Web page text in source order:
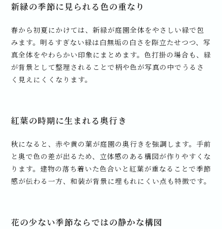
新緑の季節に見られる色の重なり
春から初夏にかけては、新緑が庭園全体をやさしい緑で包
みます。明るすぎない緑は白無垢の白さを際立たせつつ、写
真全体をやわらかい印象にまとめます。色打掛の場合も、緑
が背景として整理されることで柄や色が写真の中でうるさ
く見えにくくなります。
紅葉の時期に生まれる奥行き
秋になると、赤や黄の葉が庭園の奥行きを強調します。手前
と奥で色の差が出るため、立体感のある構図が作りやすくな
ります。建物の落ち着いた色合いと紅葉が重なることで季節
感が伝わる一方、和装が背景に埋もれにくい点も特徴です。
花の少ない季節ならではの静かな構図